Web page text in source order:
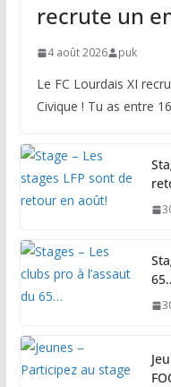
recrute un
4 août 2026 puk
Le FC Lourdais XI
Civique ! Tu as entre